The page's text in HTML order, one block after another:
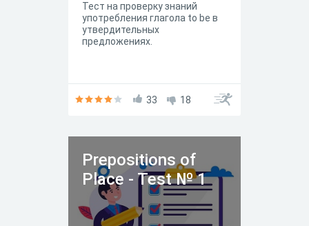
Тест на проверку знаний
употребления глагола to be в
утвердительных
предложениях.
33 18
Prepositions of
Place - Test № 1